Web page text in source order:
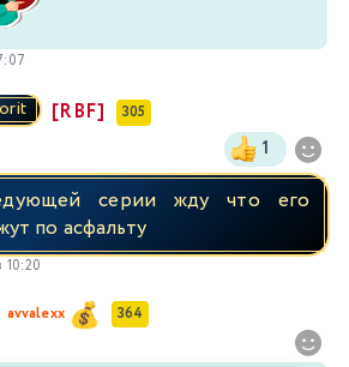
[RBF] 305
1
серии жду что его
по асфальту
10:20
avvalexx 364